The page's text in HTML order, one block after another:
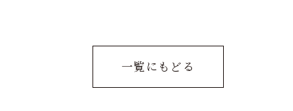
一覧にもどる